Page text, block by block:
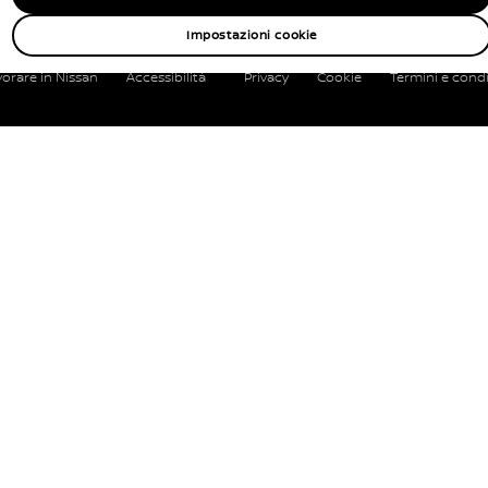
in Nissan Accessibilità Privacy Cookie Termini e
Impostazioni cookie